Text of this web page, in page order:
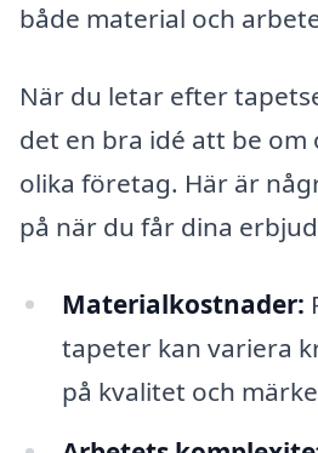
både material och
När du letar efter
det en bra idé att be
olika företag. Här är
på när du får dina
Materialkostnader:
tapeter kan variera
på kvalitet och